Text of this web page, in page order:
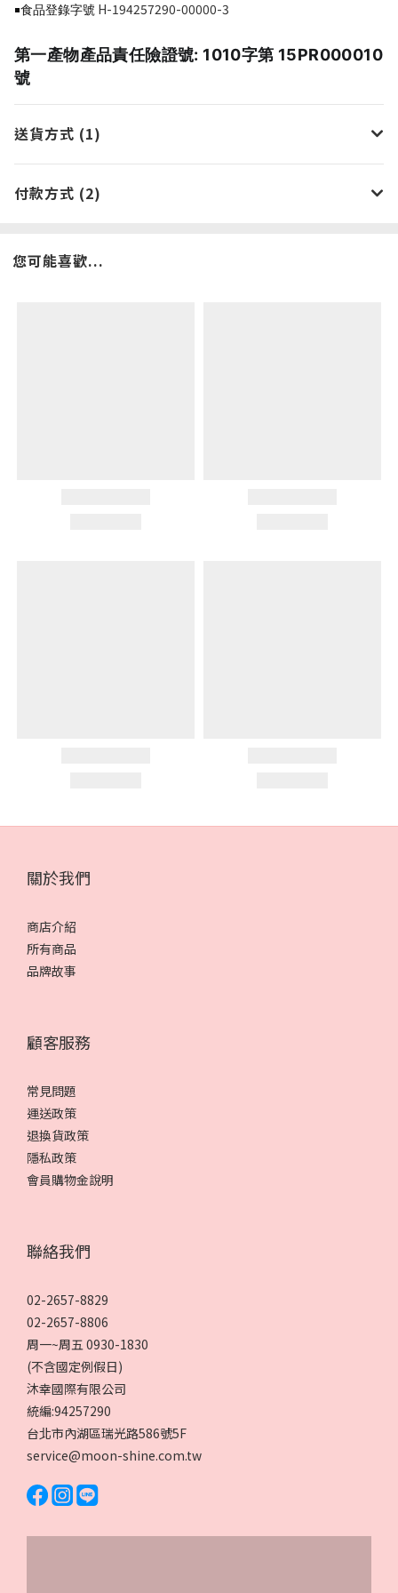
￭食品登錄字號 H-194257290-00000-3
第一產物產品責任險證號: 1010字第 15PR000010
號
送貨方式 (1)
付款方式 (2)
您可能喜歡...
關於我們
商店介紹
所有商品
品牌故事
顧客服務
常見問題
運送政策
退換貨政策
隱私政策
會員購物金說明
聯絡我們
02-2657-8829
02-2657-8806
周一~周五 0930-1830
(不含國定例假日)
沐幸國際有限公司
統編:94257290
台北市內湖區瑞光路586號5F
service@moon-shine.com.tw